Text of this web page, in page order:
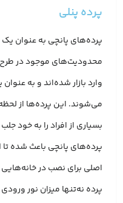
پرده پنلی
پرده‌های پانچی به عنوان یک
محدودیت‌های موجود در
وارد بازار شده‌اند و به
می‌شوند. این پرده‌ها از لحظه
بسیاری از افراد را به خود
پرده‌های پانچی باعث شده
اصلی برای نصب در
پرده نه‌تنها میزان نور